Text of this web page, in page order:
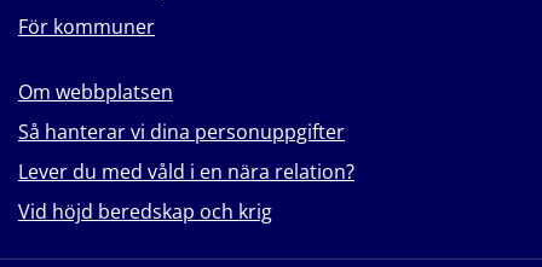
För kommuner
Om webbplatsen
Så hanterar vi dina personuppgifter
Lever du med våld i en nära relation?
Vid höjd beredskap och krig